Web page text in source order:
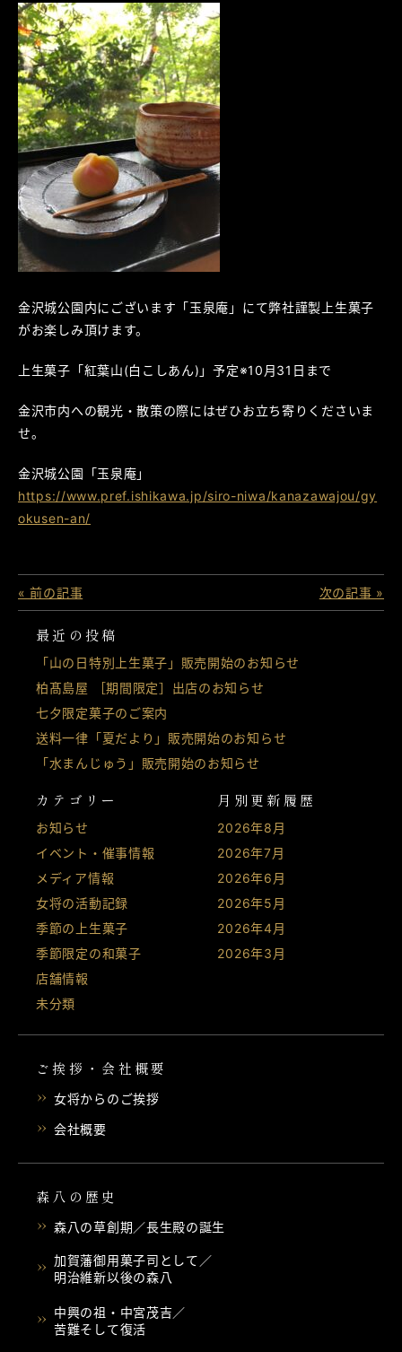
最近の投稿
「山の日特別上生菓子」販売開始のお知らせ
柏髙島屋 ［期間限定］出店のお知らせ
七夕限定菓子のご案内
送料一律「夏だより」販売開始のお知らせ
「水まんじゅう」販売開始のお知らせ
カテゴリー
お知らせ
イベント・催事情報
メディア情報
女将の活動記録
季節の上生菓子
季節限定の和菓子
店舗情報
未分類
月別更新履歴
2026年8月
2026年7月
2026年6月
2026年5月
2026年4月
2026年3月
ご挨拶・会社概要
女将からのご挨拶
会社概要
森八の歴史
森八の草創期／長生殿の誕生
加賀藩御用菓子司として／
明治維新以後の森八
中興の祖・中宮茂吉／
苦難そして復活
金沢城公園内にございます「玉泉庵」にて弊社謹製上生菓子
がお楽しみ頂けます。
上生菓子「紅葉山(白こしあん)」予定※10月31日まで
金沢市内への観光・散策の際にはぜひお立ち寄りくださいま
せ。
金沢城公園「玉泉庵」
https://www.pref.ishikawa.jp/siro-niwa/kanazawajou/gy
okusen-an/
« 前の記事 次の記事 »